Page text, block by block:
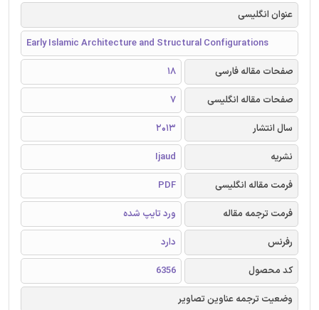
عنوان انگلیسی
Early Islamic Architecture and Structural Configurations
صفحات مقاله فارسی
18
صفحات مقاله انگلیسی
7
سال انتشار
2013
نشریه
Ijaud
فرمت مقاله انگلیسی
PDF
فرمت ترجمه مقاله
ورد تایپ شده
رفرنس
دارد
کد محصول
6356
وضعیت ترجمه عناوین تصاویر